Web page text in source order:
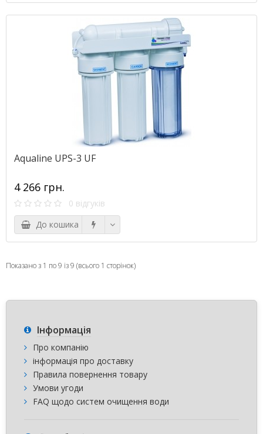
Aqualine UPS-3 UF
4 266 грн.
0 відгуків
До кошика
Показано з 1 по 9 із 9 (всього 1 сторінок)
Інформація
Про компанію
інформація про доставку
Правила повернення товару
Умови угоди
FAQ щодо систем очищення води